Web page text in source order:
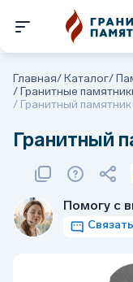
Главная/Каталог/
/Гранитные
/ Гранитный
Гранитный
Помогу с